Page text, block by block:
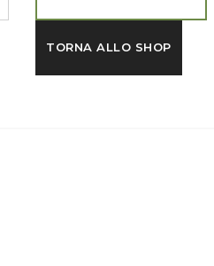
TORNA ALLO SHOP